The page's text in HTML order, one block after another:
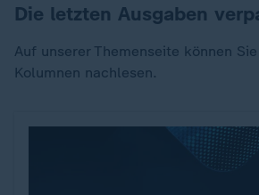
Die letzten Ausgaben
Auf unserer Themenseite können
Kolumnen nachlesen.